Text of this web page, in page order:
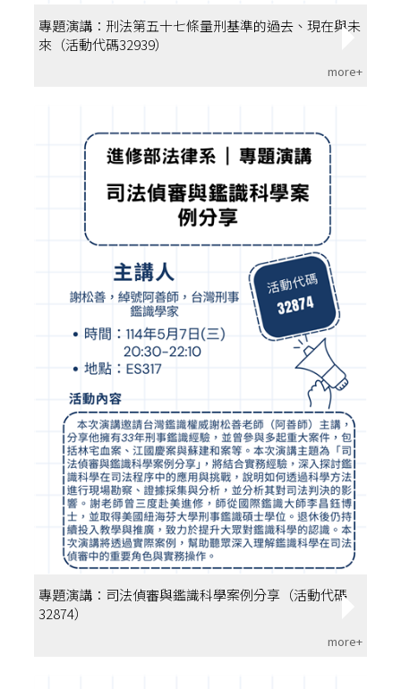
專題演講：刑法第五十七條量刑基準的過去、現在與未
來（活動代碼32939）
more+
專題演講：司法偵審與鑑識科學案例分享（活動代碼
32874）
more+